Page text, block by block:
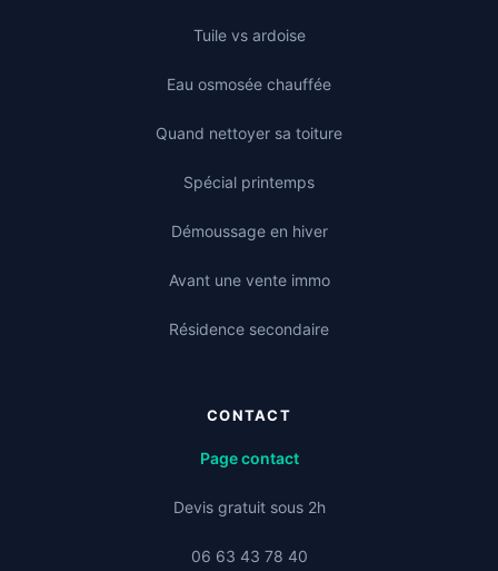
Tuile vs ardoise
Eau osmosée chauffée
Quand nettoyer sa toiture
Spécial printemps
Démoussage en hiver
Avant une vente immo
Résidence secondaire
CONTACT
Page contact
Devis gratuit sous 2h
06 63 43 78 40